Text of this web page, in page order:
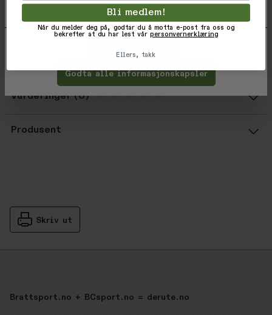
11 3/8” / 28.9cm Wheel Base
1.9 kg
Vurderinger
Produsent
Skriv ut
Brattsport.no + BCsport.no = derute.no
og deretter trykke 'Lagre innstillinger'.
Godta alle informasjonskapsler
Bli medlem!
Når du melder deg på, godtar du å motta e-post fra oss og
bekrefter at du har lest vårpersonvernerklæring
Ellers, takk